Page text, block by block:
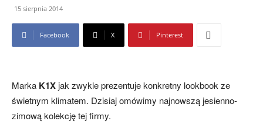
15 sierpnia 2014
Facebook X Pinterest
Marka K1Xjak zwykle prezentuje konkretny lookbook ze
świetnym klimatem. Dzisiaj omówimy najnowszą jesienno-
zimową kolekcję tej firmy.